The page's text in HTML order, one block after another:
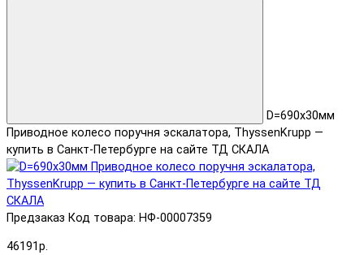
D=690x30мм
Приводное колесо поручня эскалатора, ThyssenKrupp —
купить в Санкт-Петербурге на сайте ТД СКАЛА
Предзаказ Код товара: НФ-00007359
46191р.